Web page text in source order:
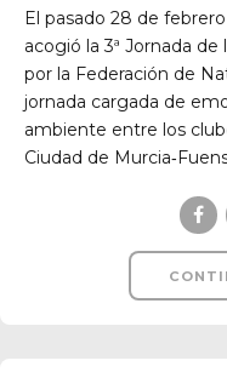
FNRM
10 de marzo de 2026
El pasado 28 de
acogió la 3ª Jornada
por la Federación de
jornada cargada de
ambiente entre los
Ciudad de